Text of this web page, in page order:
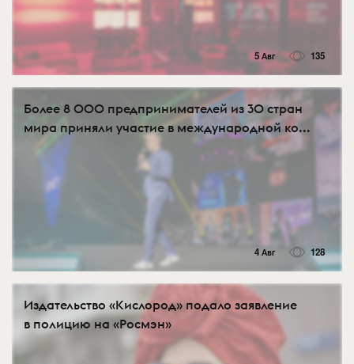
5 Авг 135
Более 8 000 предпринимателей из 30 стран
мира приняли участие в международной ко...
4 Авг 128
Издательство «Кислород» подало заявление
в полицию на «Росмэн»